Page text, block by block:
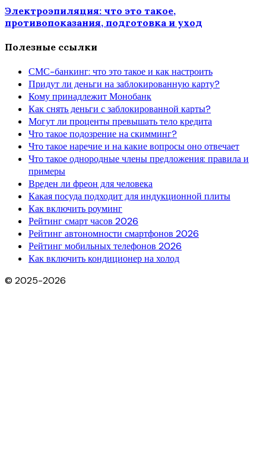
Электроэпиляция: что это такое,
противопоказания, подготовка и уход
Полезные ссылки
СМС-банкинг: что это такое и как настроить
Придут ли деньги на заблокированную карту?
Кому принадлежит Монобанк
Как снять деньги с заблокированной карты?
Могут ли проценты превышать тело кредита
Что такое подозрение на скимминг?
Что такое наречие и на какие вопросы оно отвечает
Что такое однородные члены предложения: правила и
примеры
Вреден ли фреон для человека
Какая посуда подходит для индукционной плиты
Как включить роуминг
Рейтинг смарт часов 2026
Рейтинг автономности смартфонов 2026
Рейтинг мобильных телефонов 2026
Как включить кондиционер на холод
© 2025-2026